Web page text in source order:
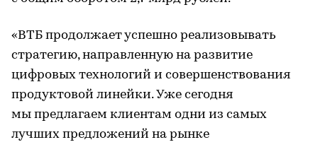
«ВТБ продолжает успешно реализовывать
стратегию, направленную на развитие
цифровых технологий и совершенствования
продуктовой линейки. Уже сегодня
мы предлагаем клиентам одни из самых
лучших предложений на рынке